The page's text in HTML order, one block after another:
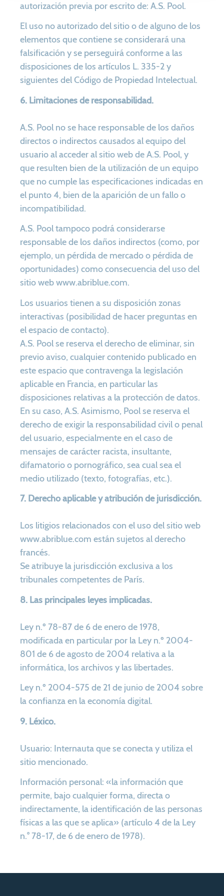
autorización previa por escrito de: A.S. Pool.
El uso no autorizado del sitio o de alguno de los
elementos que contiene se considerará una
falsificación y se perseguirá conforme a las
disposiciones de los artículos L. 335-2 y
siguientes del Código de Propiedad Intelectual.
6. Limitaciones de responsabilidad.
A.S. Pool no se hace responsable de los daños
directos o indirectos causados al equipo del
usuario al acceder al sitio web de A.S. Pool, y
que resulten bien de la utilización de un equipo
que no cumple las especificaciones indicadas en
el punto 4, bien de la aparición de un fallo o
incompatibilidad.
A.S. Pool tampoco podrá considerarse
responsable de los daños indirectos (como, por
ejemplo, un pérdida de mercado o pérdida de
oportunidades) como consecuencia del uso del
sitio web www.abriblue.com.
Los usuarios tienen a su disposición zonas
interactivas (posibilidad de hacer preguntas en
el espacio de contacto).
A.S. Pool se reserva el derecho de eliminar, sin
previo aviso, cualquier contenido publicado en
este espacio que contravenga la legislación
aplicable en Francia, en particular las
disposiciones relativas a la protección de datos.
En su caso, A.S. Asimismo, Pool se reserva el
derecho de exigir la responsabilidad civil o penal
del usuario, especialmente en el caso de
mensajes de carácter racista, insultante,
difamatorio o pornográfico, sea cual sea el
medio utilizado (texto, fotografías, etc.).
7. Derecho aplicable y atribución de jurisdicción.
Los litigios relacionados con el uso del sitio web
www.abriblue.com están sujetos al derecho
francés.
Se atribuye la jurisdicción exclusiva a los
tribunales competentes de París.
8. Las principales leyes implicadas.
Ley n.º 78-87 de 6 de enero de 1978,
modificada en particular por la Ley n.º 2004-
801 de 6 de agosto de 2004 relativa a la
informática, los archivos y las libertades.
Ley n.º 2004-575 de 21 de junio de 2004 sobre
la confianza en la economía digital.
9. Léxico.
Usuario: Internauta que se conecta y utiliza el
sitio mencionado.
Información personal: «la información que
permite, bajo cualquier forma, directa o
indirectamente, la identificación de las personas
físicas a las que se aplica» (artículo 4 de la Ley
n.° 78-17, de 6 de enero de 1978).